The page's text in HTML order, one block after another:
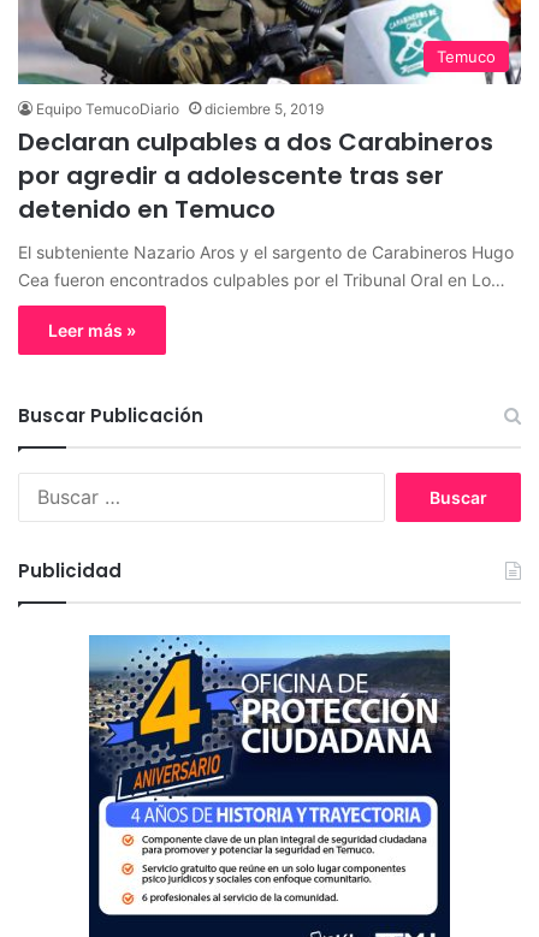
Temuco
Equipo TemucoDiario diciembre 5, 2019
Declaran culpables a dos Carabineros
por agredir a adolescente tras ser
detenido en Temuco
El subteniente Nazario Aros y el sargento de Carabineros Hugo
Cea fueron encontrados culpables por el Tribunal Oral en Lo…
Leer más »
Buscar Publicación
:
Publicidad